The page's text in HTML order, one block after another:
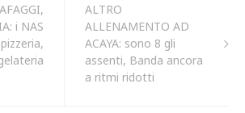
i NAS
ALTRO
ALLENAMENTO AD
ACAYA: sono 8 gli
assenti, Banda ancora
a ritmi ridotti